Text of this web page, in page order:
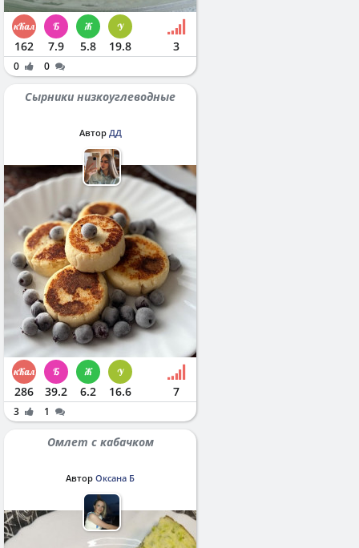
162 7.9 5.8 19.8 3
0 0
Сырники низкоуглеводные
Автор ДД
286 39.2 6.2 16.6 7
3 1
Омлет с кабачком
Автор Оксана Б